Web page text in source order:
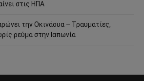
στις ΗΠΑ
την Οκινάουα – Τραυματίες,
ρεύμα στην Ιαπωνία